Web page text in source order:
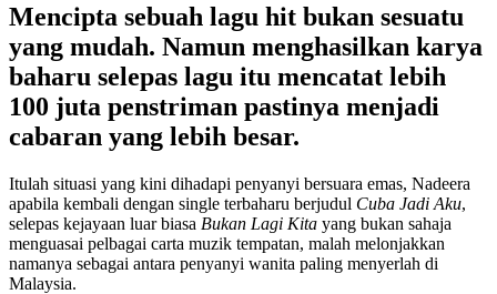
Mencipta sebuah lagu hit bukan sesuatu
yang mudah. Namun menghasilkan karya
baharu selepas lagu itu mencatat lebih
100 juta penstriman pastinya menjadi
cabaran yang lebih besar.
Itulah situasi yang kini dihadapi penyanyi bersuara emas, Nadeera
apabila kembali dengan single terbaharu berjudul Cuba Jadi Aku,
selepas kejayaan luar biasa Bukan Lagi Kita yang bukan sahaja
menguasai pelbagai carta muzik tempatan, malah melonjakkan
namanya sebagai antara penyanyi wanita paling menyerlah di
Malaysia.